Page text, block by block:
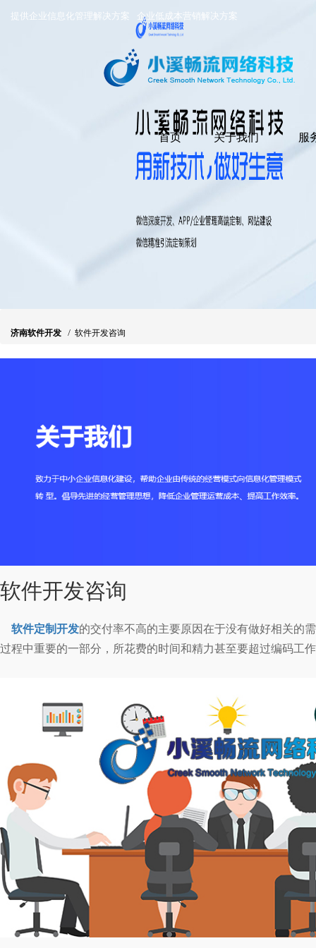
提供企业信息化管理解决方案 企业低成本营销解决方案
首页 关于我们 服
济南软件开发 / 软件开发咨询
软件开发咨询
软件定制开发的交付率不高的主要原因在于没有做好相关的
过程中重要的一部分，所花费的时间和精力甚至要超过编码工